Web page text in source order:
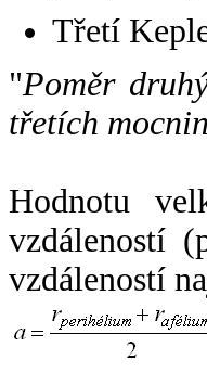
Třetí
"Poměr
třetích
Hodnotu
vzdáleností
vzdáleností